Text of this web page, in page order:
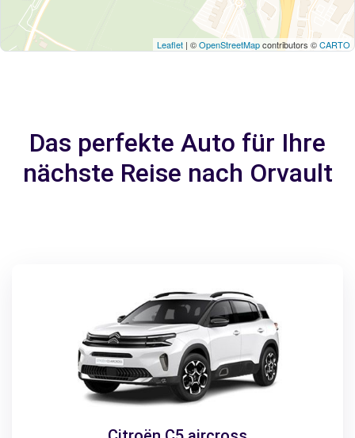
Leaflet | ©OpenStreetMapcontributors ©CARTO
Das perfekte Auto für Ihre
nächste Reise nach Orvault